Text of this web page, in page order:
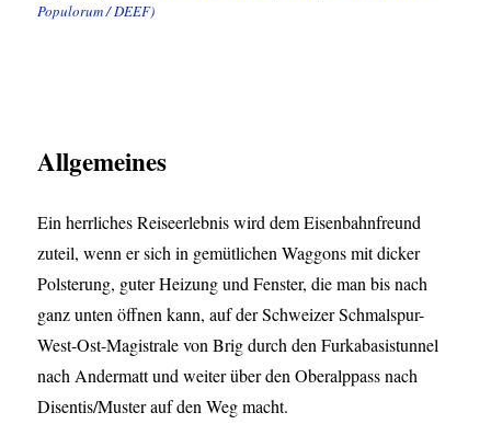
Populorum / DEEF)
Allgemeines
Ein herrliches Reiseerlebnis wird dem Eisenbahnfreund
zuteil, wenn er sich in gemütlichen Waggons mit dicker
Polsterung, guter Heizung und Fenster, die man bis nach
ganz unten öffnen kann, auf der Schweizer Schmalspur-
West-Ost-Magistrale von Brig durch den Furkabasistunnel
nach Andermatt und weiter über den Oberalppass nach
Disentis/Muster auf den Weg macht.